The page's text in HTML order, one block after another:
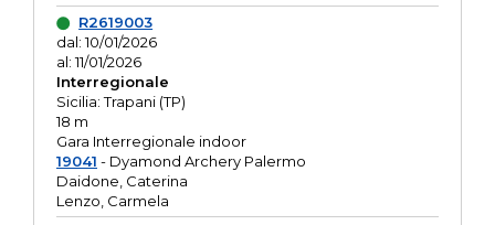
R2619003
dal: 10/01/2026
al: 11/01/2026
Interregionale
Sicilia: Trapani (TP)
18 m
Gara Interregionale indoor
19041 - Dyamond Archery Palermo
Daidone, Caterina
Lenzo, Carmela